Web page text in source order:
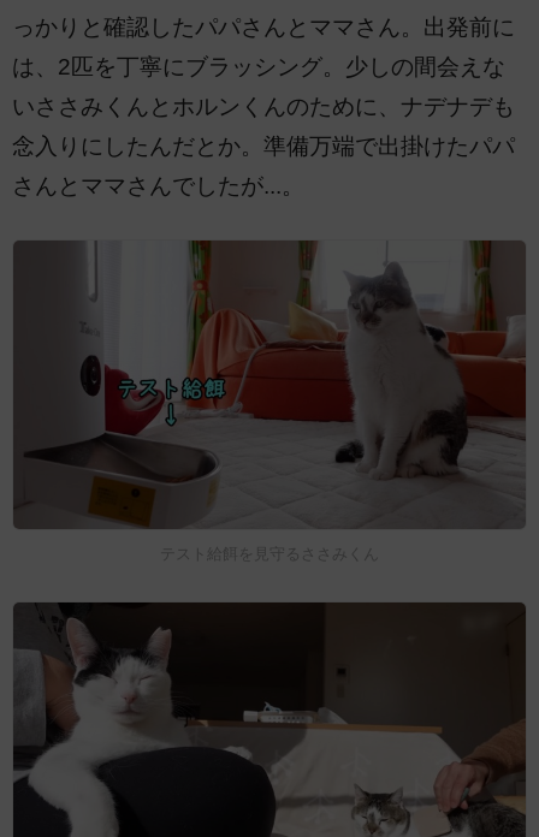
っかりと確認したパパさんとママさん。出発前に
は、2匹を丁寧にブラッシング。少しの間会えな
いささみくんとホルンくんのために、ナデナデも
念入りにしたんだとか。準備万端で出掛けたパパ
さんとママさんでしたが...。
テスト給餌を見守るささみくん